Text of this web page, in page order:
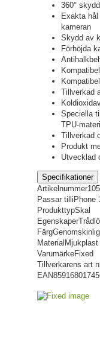
360°
Exakta
kameran
Skydd av
Förhöjda
Tillverkad
Speciella
TPU-
Tillverkad
Produkt
Utvecklad
Specifikationer
Artikelnummer
Passar till iPhone
ProdukttypSkal
Egenskaper
FärgGenomskinlig
Material
VarumärkeFixed
Tillverkarens art
EAN